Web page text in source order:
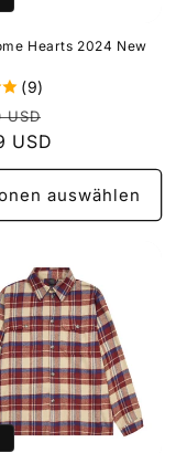
Hearts 2024 New
(9)
USD
USD
auswählen